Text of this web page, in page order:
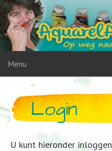
Menu
Login
U kunt hieronder inloggen